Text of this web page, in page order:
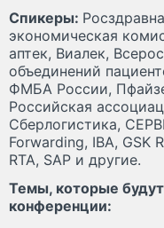
Спикеры:
экономическая
аптек, Виалек,
объединений
ФМБА России,
Российская
Сберлогистика,
Forwarding, IBA, GSK
RTA, SAP и другие.
Темы, которые
конференции: